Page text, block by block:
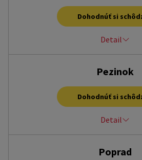
nitra@homecredit.sk
+421 33 7767 472
Detail
Dohodnúť si
Aquario Shopping Center, Nitrianska
po – ne, 9:00 – 20:00 hod.
nove.zamky@homecredit.sk
Pezinok
Detail
Dohodnúť si
Holubyho 28 (OC Plus), Pezinok, 90201
Poprad